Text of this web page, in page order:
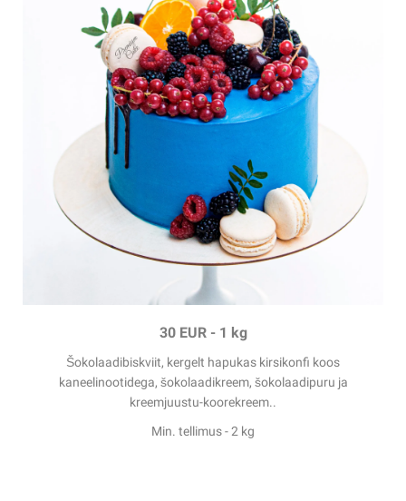
30 EUR - 1 kg
Šokolaadibiskviit, kergelt hapukas kirsikonfi koos
kaneelinootidega, šokolaadikreem, šokolaadipuru ja
kreemjuustu-koorekreem..
Min. tellimus - 2 kg